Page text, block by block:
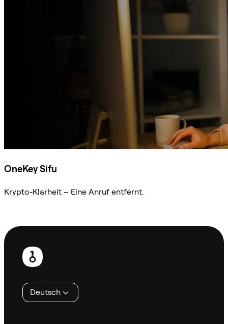
OneKey Sifu
Krypto-Klarheit – Eine Anruf entfernt.
Fußzeile
Deutsch